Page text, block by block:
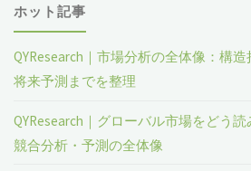
ホット記事
QYResearch｜市場分析の全体像：構
将来予測までを整理
QYResearch｜グローバル市場をどう
競合分析・予測の全体像